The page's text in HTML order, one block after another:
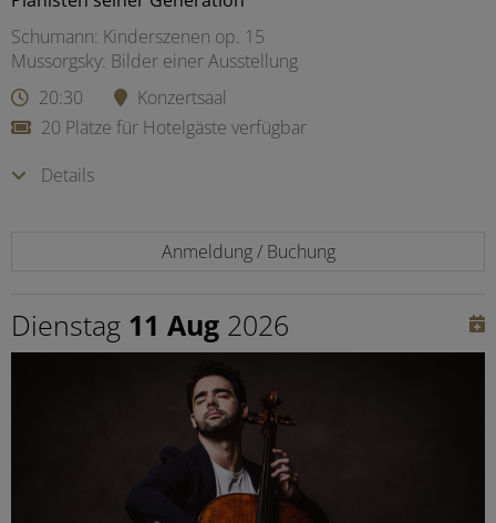
Schumann: Kinderszenen op. 15
Mussorgsky: Bilder einer Ausstellung
20:30
Konzertsaal
20 Plätze für Hotelgäste verfügbar
Details
Anmeldung / Buchung
Dienstag 11 Aug 2026